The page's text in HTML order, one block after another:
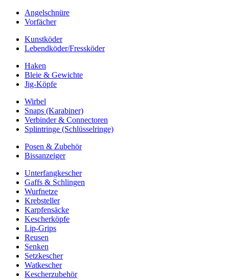
Angelschnüre
Vorfächer
Kunstköder
Lebendköder/Fressköder
Haken
Bleie & Gewichte
Jig-Köpfe
Wirbel
Snaps (Karabiner)
Verbinder & Connectoren
Splintringe (Schlüsselringe)
Posen & Zubehör
Bissanzeiger
Unterfangkescher
Gaffs & Schlingen
Wurfnetze
Krebsteller
Karpfensäcke
Kescherköpfe
Lip-Grips
Reusen
Senken
Setzkescher
Watkescher
Kescherzubehör